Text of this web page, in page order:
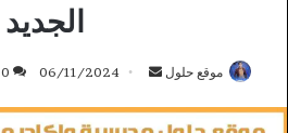
الجديد
موقع حلول
أرسل
إلكترونيا
06/11/2024
0